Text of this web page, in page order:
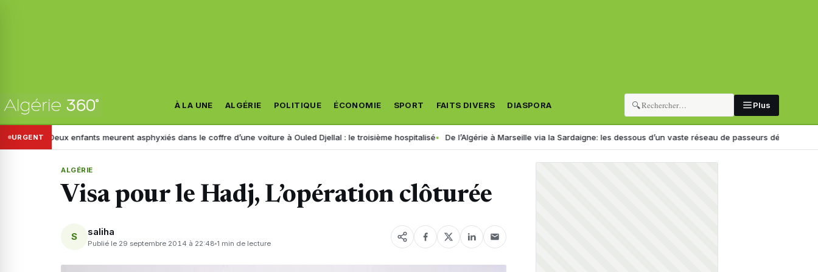
À LA UNE ALGÉRIE POLITIQUE ÉCONOMIE SPORT FAITS DIVERS DIASPORA 🔍 Plus
URGENT
Deux enfants meurent asphyxiés dans le coffre d’une voiture à Ouled Djellal : le troisième hospitalisé De l’Algérie à Marseille via la Sardaigne: les dessous d’un vaste réseau de passeurs démantelé en Italie
ALGÉRIE
Visa pour le Hadj, L’opération clôturée
S saliha
Publié le 29 septembre 2014 à 22:48 1 min de lecture